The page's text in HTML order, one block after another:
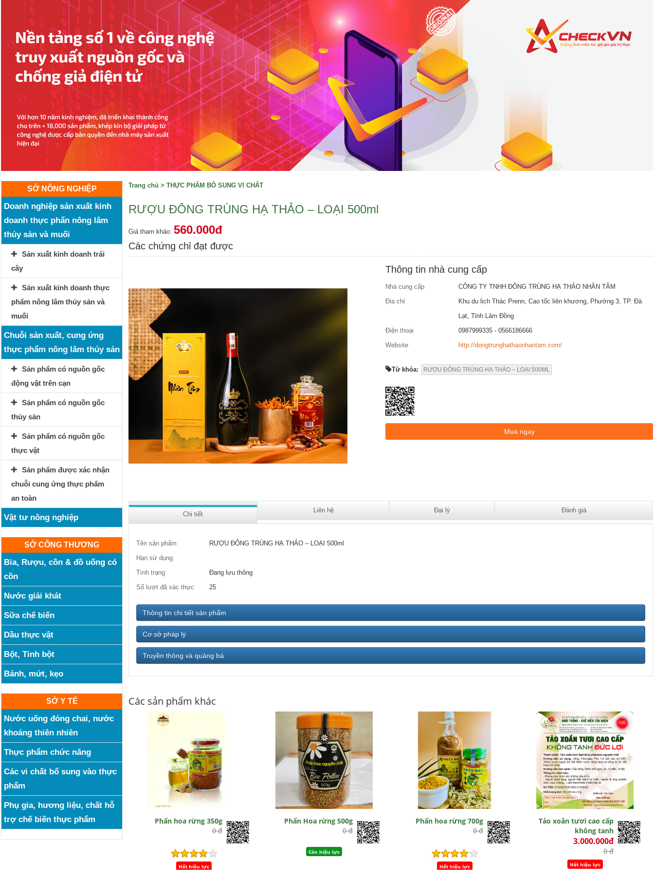
SỞ NÔNG NGHIỆP
Doanh nghiệp sản xuất kinh
doanh thực phẩn nông lâm
thủy sản và muối
Sản xuất kinh doanh trái
cây
Sản xuất kinh doanh thực
phẩm nông lâm thủy sản và
muối
Chuỗi sản xuất, cung ứng
thực phẩm nông lâm thủy sản
Sản phẩm có nguồn gốc
động vật trên cạn
Sản phẩm có nguồn gốc
thủy sản
Sản phẩm có nguồn gốc
thực vật
Sản phẩm được xác nhận
chuỗi cung ứng thực phẩm
an toàn
Vật tư nông nghiệp
SỞ CÔNG THƯƠNG
Bia, Rượu, cồn & đồ uống có
cồn
Nước giải khát
Sữa chế biến
Dầu thực vật
Bột, Tinh bột
Bánh, mứt, kẹo
SỞ Y TẾ
Nước uống đóng chai, nước
khoáng thiên nhiên
Thực phẩm chức năng
Các vi chất bổ sung vào thực
phẩm
Phụ gia, hương liệu, chất hỗ
trợ chế biến thực phẩm
Trang chủ > THỰC PHẨM BỔ SUNG VI CHẤT
RƯỢU ĐÔNG TRÙNG HẠ THẢO – LOẠI 500ml
Giá tham khảo: 560.000đ
Các chứng chỉ đạt được
Thông tin nhà cung cấp
Nhà cung cấp
CÔNG TY TNHH ĐÔNG TRÙNG HẠ THẢO NHÂN TÂM
Địa chỉ
Khu du lịch Thác Prenn, Cao tốc liên khương, Phường 3, TP. Đà
Lạt, Tỉnh Lâm Đồng
Điện thoại
0987999335 - 0566186666
Website
http://dongtrunghathaonhantam.com/
Từ khóa: RƯỢU ĐÔNG TRÙNG HẠ THẢO – LOẠI 500ML
Chi tiết
Liên hệ Đại lý Đánh giá
Tên sản phẩm
RƯỢU ĐÔNG TRÙNG HẠ THẢO – LOẠI 500ml
Hạn sử dụng
Tình trạng
Đang lưu thông
Số lượt đã xác thực
25
Thông tin chi tiết sản phẩm
Cơ sở pháp lý
Truyền thông và quảng bá
Các sản phẩm khác
Phấn hoa rừng 350g
0 đ
Hết hiệu lực
Phấn Hoa rừng 500g
0 đ
Còn hiệu lực
Phấn hoa rừng 700g
0 đ
Hết hiệu lực
Tảo xoắn tươi cao cấp
không tanh
3.000.000đ
0 đ
Hết hiệu lực